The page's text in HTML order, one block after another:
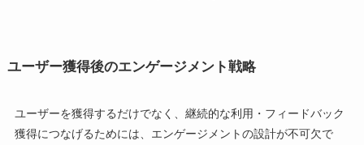
ユーザー獲得後のエンゲージメント戦略
ユーザーを獲得するだけでなく、継続的な利用・フィードバック
獲得につなげるためには、エンゲージメントの設計が不可欠で